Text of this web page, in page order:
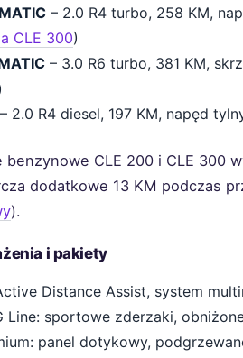
– 2.0 R4 turbo, 258 KM,
CLE 300)
– 3.0 R6 turbo, 381 KM,
– 2.0 R4 diesel, 197 KM, napęd
CLE 200 i CLE 300
dodatkowe 13 KM podczas
).
i pakiety
Distance Assist, system
Line: sportowe zderzaki,
panel dotykowy,